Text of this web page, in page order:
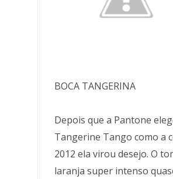
BOCA TANGERINA
Depois que a Pantone
Tangerine Tango como a
2012 ela virou desejo. O
laranja super intenso